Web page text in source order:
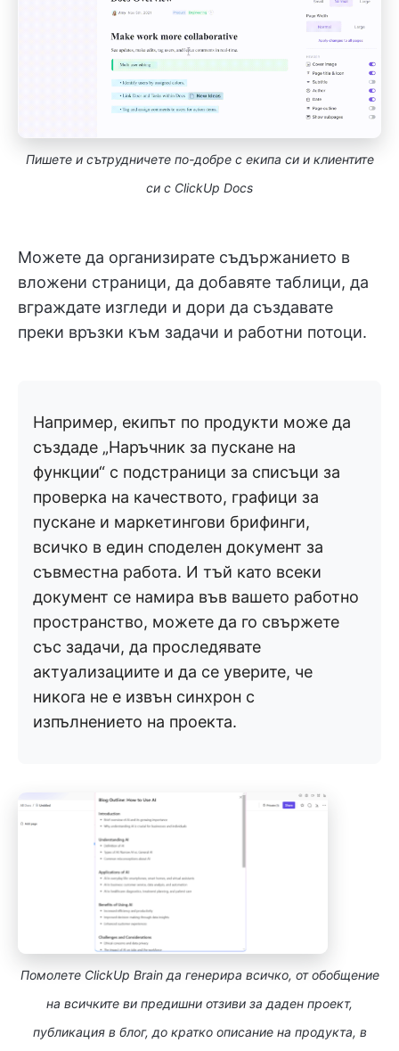
Пишете и сътрудничете по-добре с екипа си и клиентите
си с ClickUp Docs
Можете да организирате съдържанието в
вложени страници, да добавяте таблици, да
вграждате изгледи и дори да създавате
преки връзки към задачи и работни потоци.
Например, екипът по продукти може да
създаде „Наръчник за пускане на
функции“ с подстраници за списъци за
проверка на качеството, графици за
пускане и маркетингови брифинги,
всичко в един споделен документ за
съвместна работа. И тъй като всеки
документ се намира във вашето работно
пространство, можете да го свържете
със задачи, да проследявате
актуализациите и да се уверите, че
никога не е извън синхрон с
изпълнението на проекта.
Помолете ClickUp Brain да генерира всичко, от обобщение
на всичките ви предишни отзиви за даден проект,
публикация в блог, до кратко описание на продукта, в